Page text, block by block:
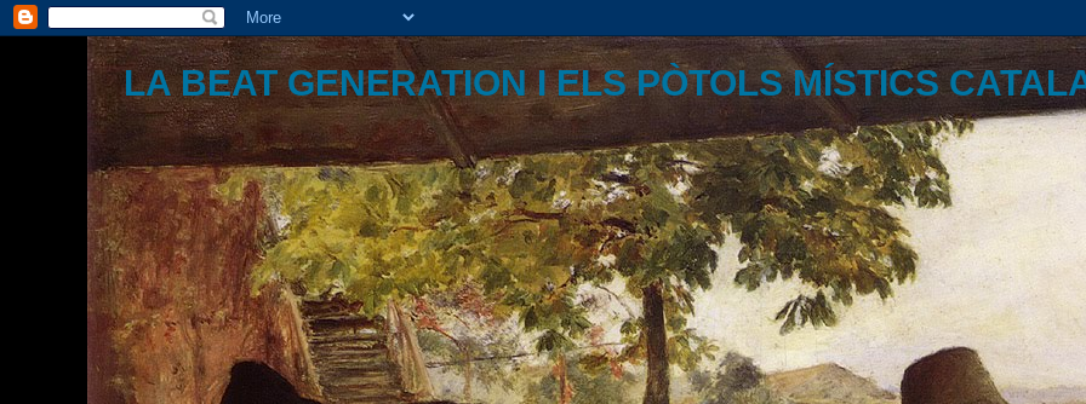
LA BEAT GENERATION I ELS PÒTOLS MÍSTICS